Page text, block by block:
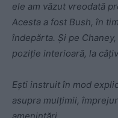
ele am văzut vreodată
Acesta a fost Bush, în
îndepărta. Și pe
poziție interioară, la
Ești instruit în mod
asupra mulțimii,